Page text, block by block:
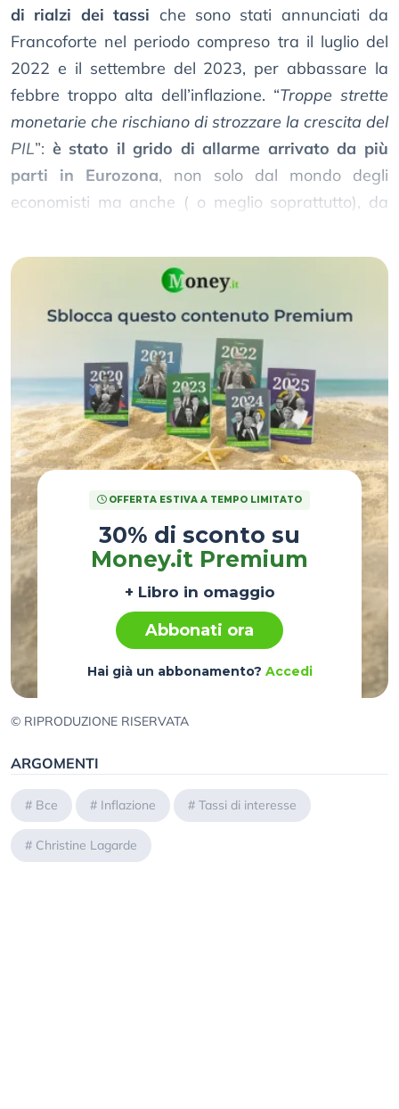
di rialzi dei tassi che sono stati annunciati da
Francoforte nel periodo compreso tra il luglio del
2022 e il settembre del 2023, per abbassare la
febbre troppo alta dell’inflazione. “Troppe strette
monetarie che rischiano di strozzare la crescita del
PIL”: è stato il grido di allarme arrivato da più
parti in Eurozona, non solo dal mondo degli
economisti ma anche ( o meglio soprattutto), da
OFFERTA ESTIVA A TEMPO LIMITATO
30% di sconto su
Money.it Premium
+ Libro in omaggio
Abbonati ora
Hai già un abbonamento? Accedi
© RIPRODUZIONE RISERVATA
ARGOMENTI
# Bce # Inflazione # Tassi di interesse
# Christine Lagarde